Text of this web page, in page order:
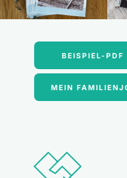
BEISPIEL-PDF
MEIN